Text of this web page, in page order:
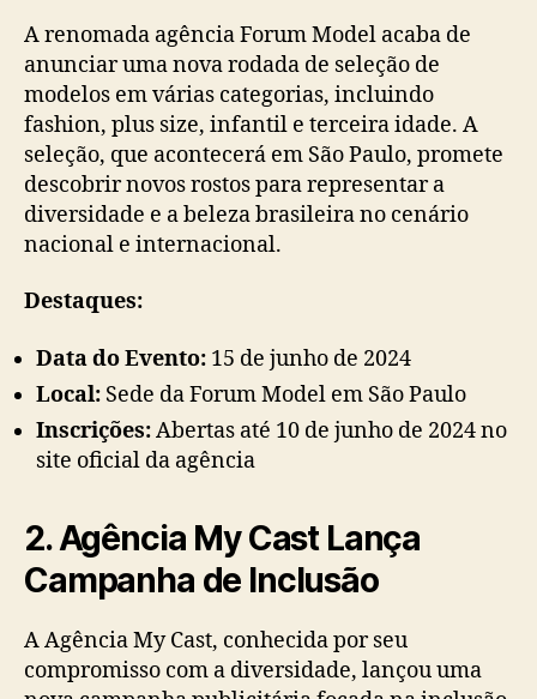
A renomada agência Forum Model acaba de
anunciar uma nova rodada de seleção de
modelos em várias categorias, incluindo
fashion, plus size, infantil e terceira idade. A
seleção, que acontecerá em São Paulo, promete
descobrir novos rostos para representar a
diversidade e a beleza brasileira no cenário
nacional e internacional.
Destaques:
Data do Evento: 15 de junho de 2024
Local: Sede da Forum Model em São Paulo
Inscrições:Abertas até 10 de junho de 2024 no
site oficial da agência
2. Agência My Cast Lança
Campanha de Inclusão
A Agência My Cast, conhecida por seu
compromisso com a diversidade, lançou uma